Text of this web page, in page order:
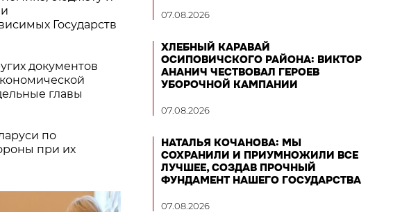
Государств
документов
главы
по
при их
07.08.2026
ХЛЕБНЫЙ КАРАВАЙ
ОСИПОВИЧСКОГО РАЙОНА: ВИКТОР
АНАНИЧ ЧЕСТВОВАЛ ГЕРОЕВ
УБОРОЧНОЙ КАМПАНИИ
07.08.2026
НАТАЛЬЯ КОЧАНОВА: МЫ
СОХРАНИЛИ И ПРИУМНОЖИЛИ ВСЕ
ЛУЧШЕЕ, СОЗДАВ ПРОЧНЫЙ
ФУНДАМЕНТ НАШЕГО ГОСУДАРСТВА
07.08.2026